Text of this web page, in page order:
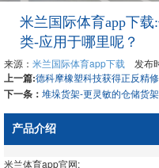
米兰国际体育app下
类-应用于哪里呢？
来源： 米兰国际体育app下载 发布
上一篇:
下一条： 堆垛货架-更灵敏的仓储货架
产品介绍
米兰体育app官网: